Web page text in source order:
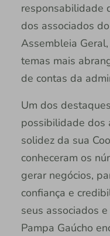
responsabilidade
dos associados
Assembleia
temas mais
de contas da
Um dos
possibilidade dos
solidez da sua
conheceram os
gerar negócios,
confiança e
seus associados
Pampa Gaúcho